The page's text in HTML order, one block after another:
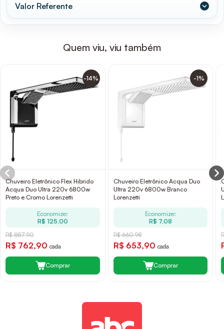
Valor Referente
Quem viu, viu também
-14%
Chuveiro Eletrônico Flex Hibrido
Acqua Duo Ultra 220v 6800w
Preto e Cromo Lorenzetti
Economize:
R$ 125,00
R$ 887,90
R$ 762,90 cada
Comprar
-1%
Chuveiro Eletrônico Acqua Duo
Ultra 220v 6800w Branco
Lorenzetti
Economize:
R$ 7,08
R$ 660,98
R$ 653,90 cada
Comprar